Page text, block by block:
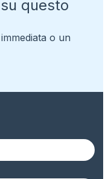
questo
o un